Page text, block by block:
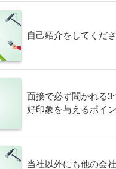
自己紹介をしてくだ
面接で必ず聞かれる3
好印象を与えるポイ
当社以外にも他の会